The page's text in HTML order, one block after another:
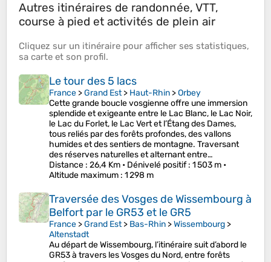
Autres itinéraires de randonnée, VTT,
course à pied et activités de plein air
Cliquez sur un itinéraire pour afficher ses statistiques,
sa carte et son profil.
Le tour des 5 lacs
France >Grand Est> Haut-Rhin >Orbey
Cette grande boucle vosgienne offre une immersion
splendide et exigeante entre le Lac Blanc, le Lac Noir,
le Lac du Forlet, le Lac Vert et l’Étang des Dames,
tous reliés par des forêts profondes, des vallons
humides et des sentiers de montagne. Traversant
des réserves naturelles et alternant entre…
Distance : 26,4 Km • Dénivelé positif: 1 503 m •
Altitude maximum : 1 298 m
Traversée des Vosges de Wissembourg à
Belfort par le GR53 et le GR5
France >Grand Est> Bas-Rhin >Wissembourg >
Altenstadt
Au départ de Wissembourg, l’itinéraire suit d’abord le
GR53 à travers les Vosges du Nord, entre forêts